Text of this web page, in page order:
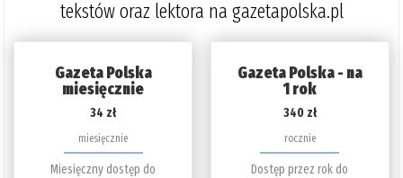
tekstów oraz lektora na gazetapolska.pl
Gazeta Polska
miesięcznie
34 zł
miesięcznie
Miesięczny dostęp do
Gazeta Polska - na
1 rok
340 zł
rocznie
Dostęp przez rok do